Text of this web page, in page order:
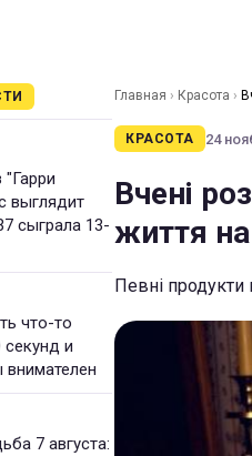
выглядит
сыграла 13-
что-то
и
внимателен
7 августа:
Главная › Красота ›
КРАСОТА 24
Вчені
життя на
Певні